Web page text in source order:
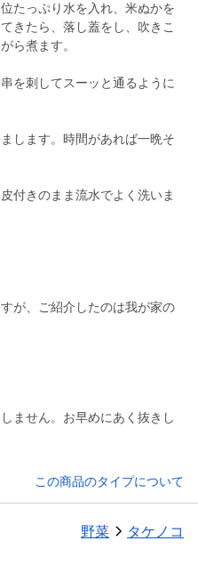
たっぷり水を入れ、米ぬかを
きたら、落し蓋をし、吹きこ
ら煮ます。
を刺してスーッと通るように
します。時間があれば一晩そ
付きのまま流水でよく洗いま
が、ご紹介したのは我が家の
ません。お早めにあく抜きし
この商品のタイプについて
野菜 タケノコ